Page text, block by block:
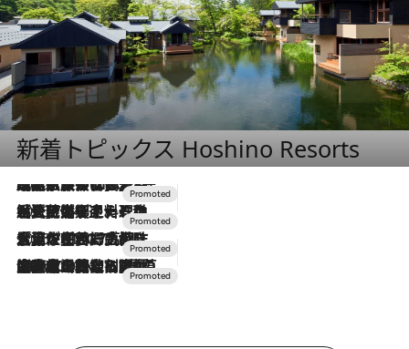
新着トピックス Hoshino Resorts
2026.7.31
【ホテル帰省】という選択肢をOMOが提案。家族とほどよい距離を保つには「昼は実家、夜は気兼ねなくホテルで！」
2026.7.24
【夏限定ディナーコース】旬を迎える稚鮎や花ズッキーニなどをイタリア・トスカーナの郷土料理の手法で満喫！
2026.7.17
「土佐和ハーブかき氷」がOMO7高知に登場！生姜、山椒、大葉など目にも舌にも涼を呼ぶ郷土の味
2026.7.10
NEW OPEN！【界 草津】名湯の地に誕生。趣の異なる2種の温泉と上州ならではの会席・蕎麦割烹など美食を味わう究極の癒やし旅